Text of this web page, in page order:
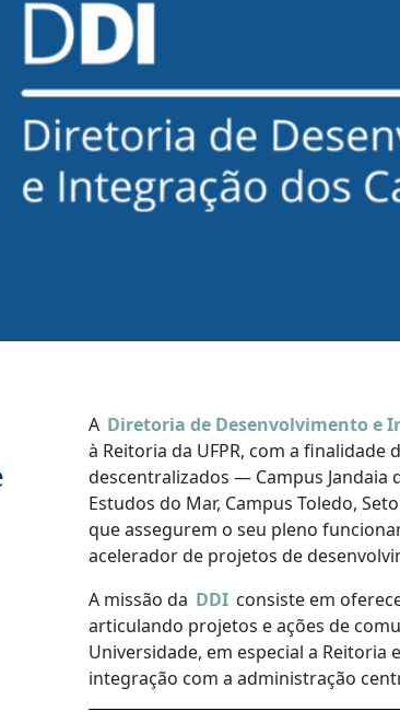
A Diretoria de Desenvolvimento e
à Reitoria da UFPR, com a finalidade
descentralizados — Campus Jandaia
Estudos do Mar, Campus Toledo,
que assegurem o seu pleno
acelerador de projetos de
A missão da DDI consiste em
articulando projetos e ações de
Universidade, em especial a
integração com a administração